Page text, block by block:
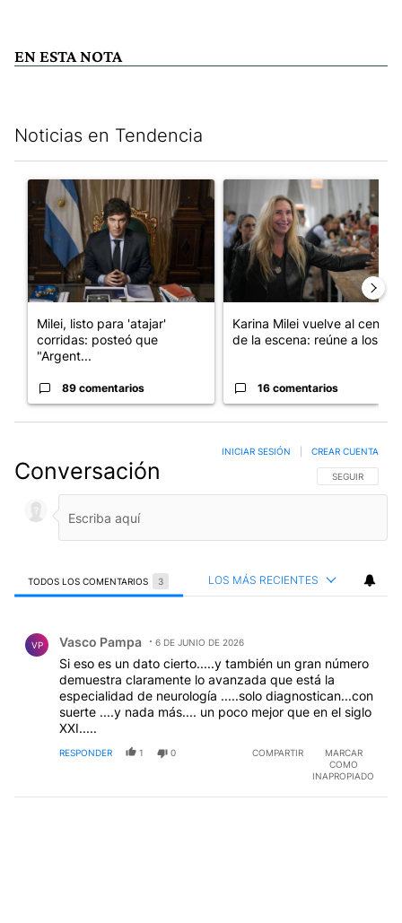
EN ESTA NOTA
Noticias en Tendencia
Un artículo de tendencia con el título "Milei, listo para 'atajar'
Milei, listo para 'atajar'
corridas: posteó que
"Argent...
89 comentarios
Un artículo de tendencia
Karina Milei vuelve al centro
de la escena: reúne a los...
16 comentarios
Conversación SIGA ESTA
SEGUIR
INICIAR SESIÓN CREAR CUENTA
TODOS LOS COMENTARIOS 3 LOS MÁS RECIENTES
VP Vasco Pampa 6 DE JUNIO DE 2026
Si eso es un dato cierto.....y también un gran número
demuestra claramente lo avanzada que está la
especialidad de neurología .....solo diagnostican...con
suerte ....y nada más.... un poco mejor que en el siglo
XXI.....
RESPONDER 1 0 COMPARTIR
MARCAR
COMO
INAPROPIADO